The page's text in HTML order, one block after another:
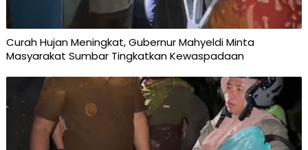
Curah Hujan Meningkat, Gubernur Mahyeldi Minta
Masyarakat Sumbar Tingkatkan Kewaspadaan